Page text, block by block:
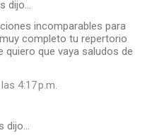
dijo…
incomparables para
completo tu repertorio
quiero que vaya saludos de
4:17 p.m.
dijo…